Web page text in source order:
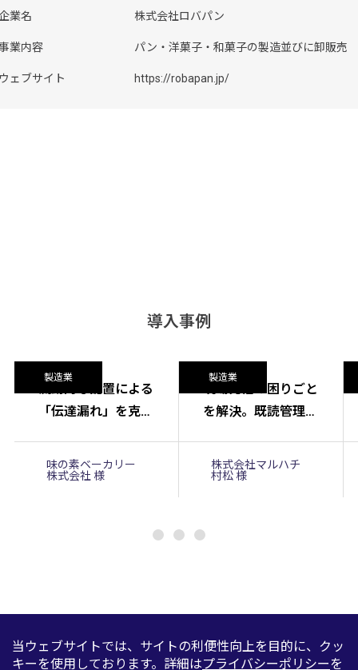
業名 株式会社ロバパン
業内容 パン・洋菓子・和菓子の製造並びに卸販売
ェブサイト https://robapan.jp/
導入事例
製造業
流動的な配置による
「伝達漏れ」を克
確認履歴の可視化
で、伝達ミスや「聞
味の素ベーカリー
株式会社 様
製造業
現場発信の困りごと
を解決。既読管理の
ロ」を実現。
株式会社マルハチ
村松 様